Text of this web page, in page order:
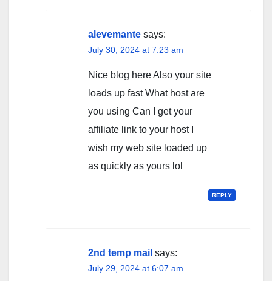
alevemante says:
July 30, 2024 at 7:23 am
Nice blog here Also your site
loads up fast What host are
you using Can I get your
affiliate link to your host I
wish my web site loaded up
as quickly as yours lol
REPLY
2nd temp mail says:
July 29, 2024 at 6:07 am